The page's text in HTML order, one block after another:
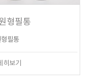
형필통
필통
히보기